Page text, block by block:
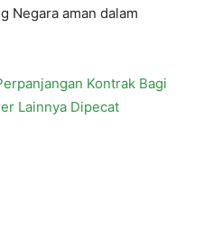
Negara aman dalam
Kontrak Bagi
Lainnya Dipecat